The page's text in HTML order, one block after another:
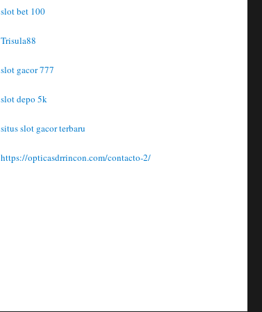
slot bet 100
Trisula88
slot gacor 777
slot depo 5k
situs slot gacor terbaru
https://opticasdrrincon.com/contacto-2/